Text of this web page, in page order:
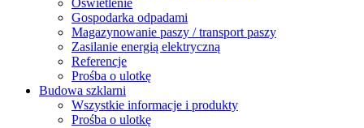
Oświetlenie
Gospodarka odpadami
Magazynowanie paszy / transport paszy
Zasilanie energią elektryczną
Referencje
Prośba o ulotkę
Budowa szklarni
Wszystkie informacje i produkty
Prośba o ulotkę